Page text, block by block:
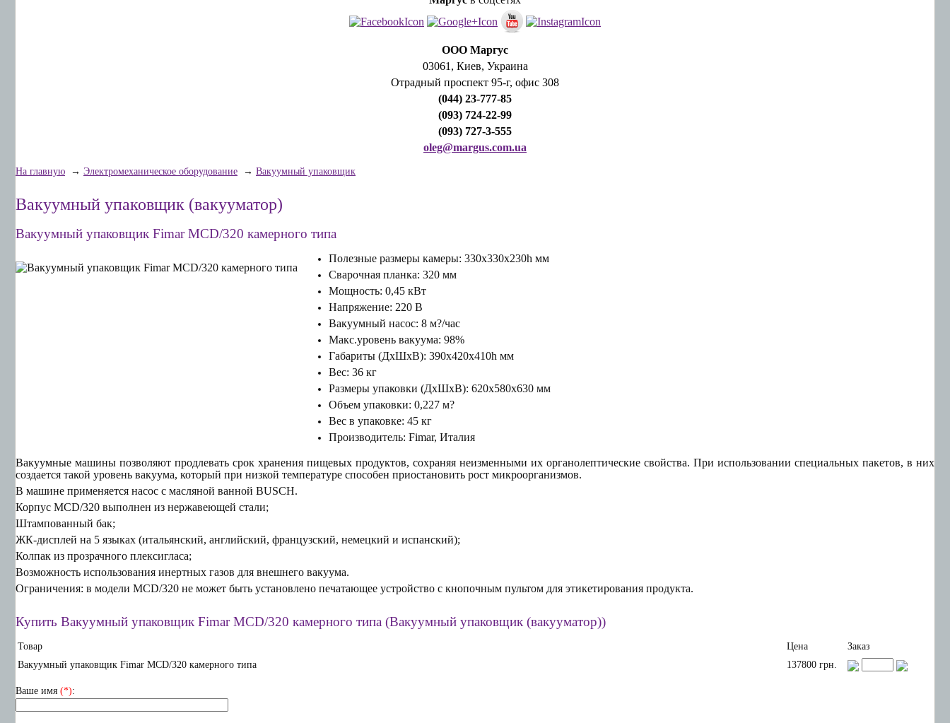
ООО Маргус
03061, Киев, Украина
Отрадный проспект 95-г, офис 308
(044) 23-777-85
(093) 724-22-99
(093) 727-3-555
oleg@margus.com.ua
На главную → Электромеханическое оборудование → Вакуумный упаковщик
Вакуумный упаковщик (вакууматор)
Вакуумный упаковщик Fimar MCD/320 камерного типа
Полезные размеры камеры: 330х330х230h мм
Сварочная планка: 320 мм
Мощность: 0,45 кВт
Напряжение: 220 В
Вакуумный насос: 8 м?/час
Макс.уровень вакуума: 98%
Габариты (ДхШхВ): 390х420х410h мм
Вес: 36 кг
Размеры упаковки (ДхШхВ): 620х580х630 мм
Объем упаковки: 0,227 м?
Вес в упаковке: 45 кг
Производитель: Fimar, Италия
Вакуумные машины позволяют продлевать срок хранения пищевых продуктов, сохраняя неизменными их органолептические свойства. При использовании специальных пакетов, в них
создается такой уровень вакуума, который при низкой температуре способен приостановить рост микроорганизмов.
В машине применяется насос с масляной ванной BUSCH.
Корпус MCD/320 выполнен из нержавеющей стали;
Штампованный бак;
ЖК-дисплей на 5 языках (итальянский, английский, французский, немецкий и испанский);
Колпак из прозрачного плексигласа;
Возможность использования инертных газов для внешнего вакуума.
Ограничения: в модели MCD/320 не может быть установлено печатающее устройство с кнопочным пультом для этикетирования продукта.
Купить Вакуумный упаковщик Fimar MCD/320 камерного типа (Вакуумный упаковщик (вакууматор))
Товар Цена
Заказ
Вакуумный упаковщик Fimar MCD/320 камерного типа
137800 грн.
Ваше имя (*):